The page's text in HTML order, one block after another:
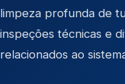
limpeza profunda de
inspeções técnicas e
relacionados ao